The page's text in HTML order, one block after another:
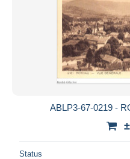
ABLP3-67-0219 -
Status